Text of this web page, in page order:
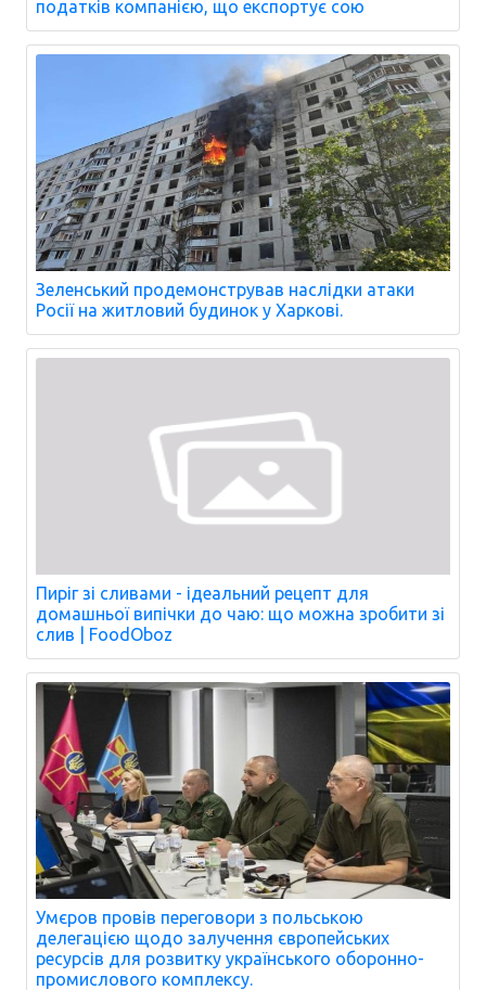
податків компанією, що експортує сою
Зеленський продемонстрував наслідки атаки
Росії на житловий будинок у Харкові.
Пиріг зі сливами - ідеальний рецепт для
домашньої випічки до чаю: що можна зробити зі
слив | FoodOboz
Умєров провів переговори з польською
делегацією щодо залучення європейських
ресурсів для розвитку українського оборонно-
промислового комплексу.